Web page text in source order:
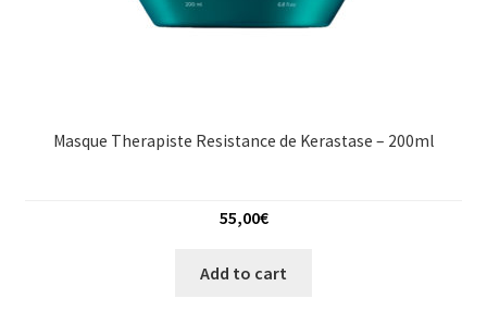
Masque Therapiste Resistance de Kerastase – 200ml
55,00€
Add to cart